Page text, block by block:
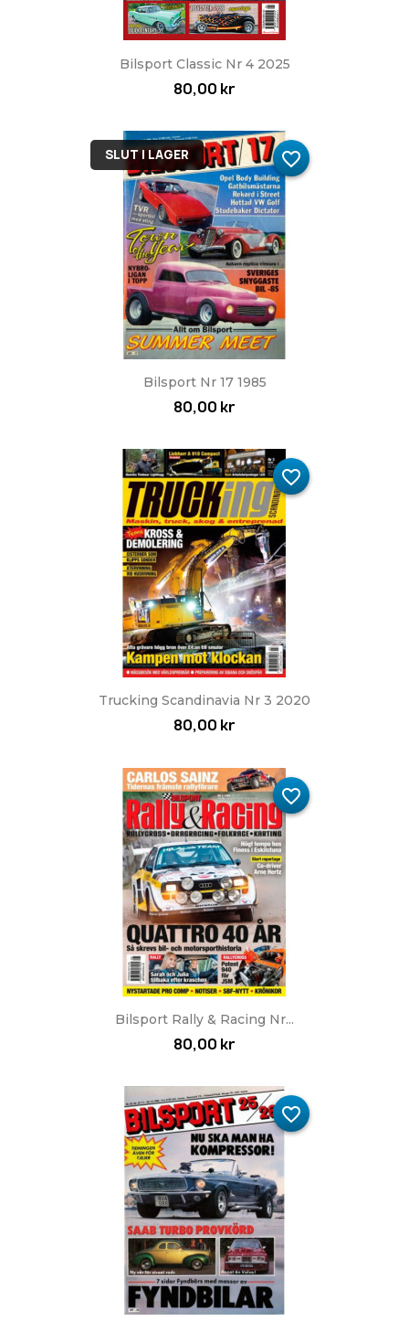
Bilsport Classic Nr 4 2025
80,00 kr
Bilsport Nr 17 1985
80,00 kr
SLUT I LAGER favorite_border
Trucking Scandinavia Nr 3 2020
80,00 kr
favorite_border
Bilsport Rally & Racing Nr...
80,00 kr
favorite_border
favorite_border